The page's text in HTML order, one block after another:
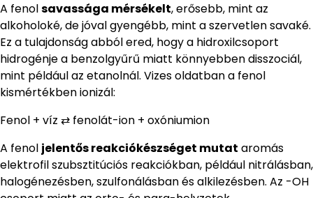
A fenolsavassága mérsékelt, erősebb, mint az
alkoholoké, de jóval gyengébb, mint a szervetlen savaké.
Ez a tulajdonság abból ered, hogy a hidroxilcsoport
hidrogénje a benzolgyűrű miatt könnyebben disszociál,
mint például az etanolnál. Vizes oldatban a fenol
kismértékben ionizál:
Fenol + víz ⇄ fenolát-ion + oxóniumion
A fenol jelentős reakciókészséget mutat aromás
elektrofil szubsztitúciós reakciókban, például nitrálásban,
halogénezésben, szulfonálásban és alkilezésben. Az -OH